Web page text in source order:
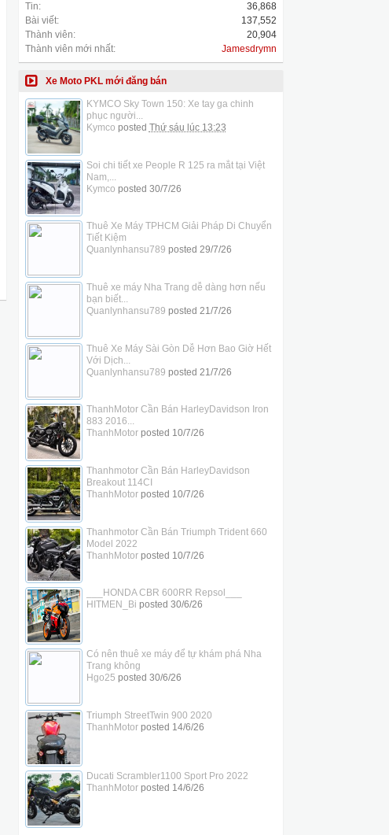
Tin:
36,868
Bài viết:
137,552
Thành viên:
20,904
Thành viên mới nhất:
Jamesdrymn
Xe Moto PKL mới đăng bán
KYMCO Sky Town 150: Xe tay ga chinh
phục người...
Kymco posted Thứ sáu lúc 13:23
Soi chi tiết xe People R 125 ra mắt tại Việt
Nam,...
Kymco posted 30/7/26
Thuê Xe Máy TPHCM Giải Pháp Di Chuyển
Tiết Kiệm
Quanlynhansu789 posted 29/7/26
Thuê xe máy Nha Trang dễ dàng hơn nếu
bạn biết...
Quanlynhansu789 posted 21/7/26
Thuê Xe Máy Sài Gòn Dễ Hơn Bao Giờ Hết
Với Dịch...
Quanlynhansu789 posted 21/7/26
ThanhMotor Cần Bán HarleyDavidson Iron
883 2016...
ThanhMotorposted 10/7/26
Thanhmotor Cần Bán HarleyDavidson
Breakout 114CI
ThanhMotorposted 10/7/26
Thanhmotor Cần Bán Triumph Trident 660
Model 2022
ThanhMotorposted 10/7/26
___HONDA CBR 600RR Repsol___
HITMEN_Bi posted 30/6/26
Có nên thuê xe máy để tự khám phá Nha
Trang không
Hgo25 posted 30/6/26
Triumph StreetTwin 900 2020
ThanhMotorposted 14/6/26
Ducati Scrambler1100 Sport Pro 2022
ThanhMotorposted 14/6/26